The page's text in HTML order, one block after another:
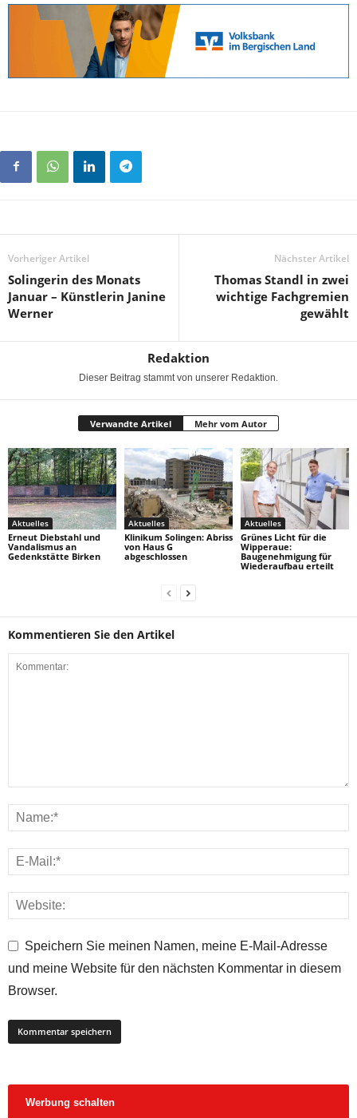
Vorheriger Artikel
Solingerin des Monats
Januar – Künstlerin Janine
Werner
Nächster Artikel
Thomas Standl in zwei
wichtige Fachgremien
gewählt
Redaktion
Dieser Beitrag stammt von unserer Redaktion.
Verwandte Artikel Mehr vom Autor
Aktuelles
Erneut Diebstahl und
Vandalismus an
Gedenkstätte Birken
Aktuelles
Klinikum Solingen: Abriss
von Haus G
abgeschlossen
Aktuelles
Grünes Licht für die
Wipperaue:
Baugenehmigung für
Wiederaufbau erteilt
Kommentieren Sie den Artikel
Speichern Sie meinen Namen, meine E-Mail-Adresse
und meine Website für den nächsten Kommentar in diesem
Browser.
Werbung schalten